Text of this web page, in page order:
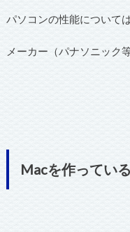
パソコンの性能について
メーカー（パナソニック
Macを作ってい